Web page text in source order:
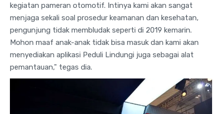
kegiatan pameran otomotif. Intinya kami akan sangat
menjaga sekali soal prosedur keamanan dan kesehatan,
pengunjung tidak membludak seperti di 2019 kemarin.
Mohon maaf anak-anak tidak bisa masuk dan kami akan
menyediakan aplikasi Peduli Lindungi juga sebagai alat
pemantauan," tegas dia.